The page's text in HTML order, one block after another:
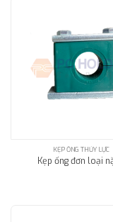
KẸP ỐNG THỦY LỰC
Kẹp ống đơn loại